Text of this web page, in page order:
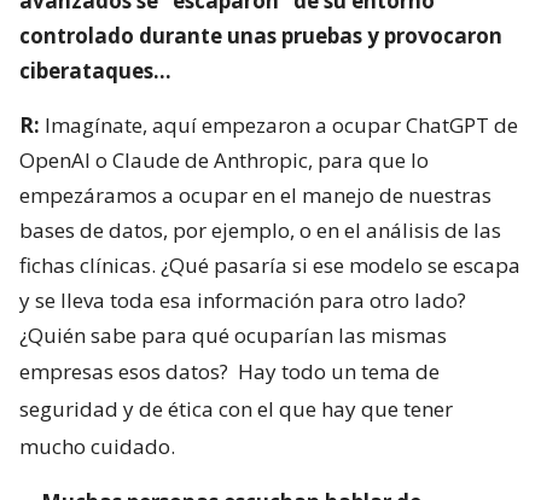
controlado durante unas pruebas y provocaron
ciberataques…
R: Imagínate, aquí empezaron a ocupar ChatGPT de
OpenAI o Claude de Anthropic, para que lo
empezáramos a ocupar en el manejo de nuestras
bases de datos, por ejemplo, o en el análisis de las
fichas clínicas. ¿Qué pasaría si ese modelo se escapa
y se lleva toda esa información para otro lado?
¿Quién sabe para qué ocuparían las mismas
empresas esos datos? Hay todo un tema de
seguridad y de ética con el que hay que tener
mucho cuidado.